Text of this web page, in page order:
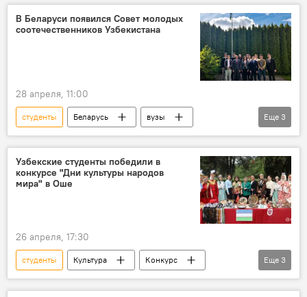
В Беларуси появился Совет молодых
соотечественников Узбекистана
28 апреля, 11:00
студенты Беларусь
вузы
Узбекистан
соотечественники
Общество
Еще 3
Узбекские студенты победили в
конкурсе "Дни культуры народов
мира" в Оше
26 апреля, 17:30
студенты Культура
Конкурс
Узбекистанцы
Ош Кыргызстан
Еще 3